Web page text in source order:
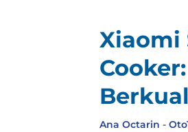
Xiaomi
Ana Octarin -